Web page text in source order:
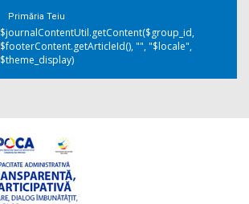
Primăria Teiu
$journalContentUtil.getContent($group_id,
$footerContent.getArticleId(), "", "$locale",
$theme_display)